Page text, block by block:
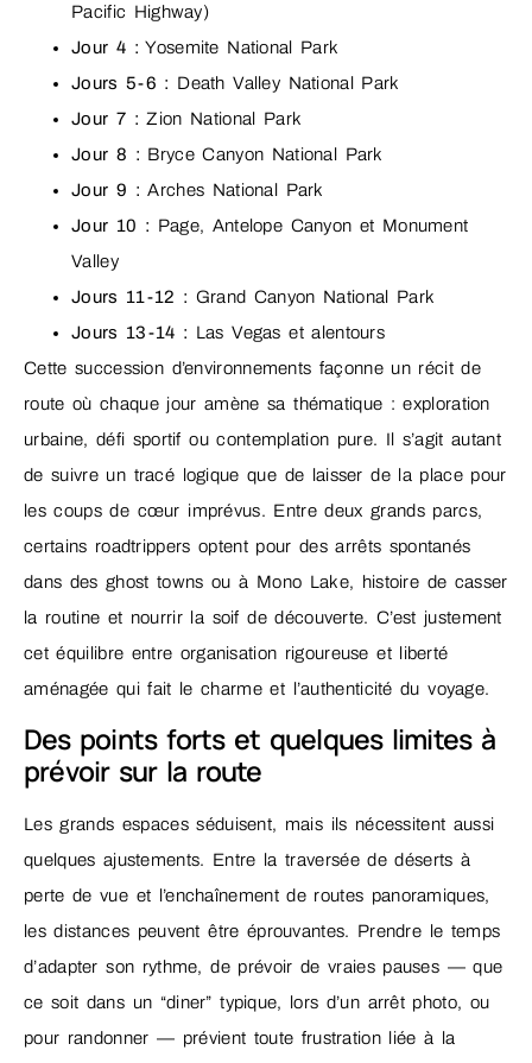
Pacific Highway)
Jour 4 : Yosemite National Park
Jours 5-6 : Death Valley National Park
Jour 7 : Zion National Park
Jour 8 : Bryce Canyon National Park
Jour 9 : Arches National Park
Jour 10 : Page, Antelope Canyon et Monument
Valley
Jours 11-12 : Grand Canyon National Park
Jours 13-14 : Las Vegas et alentours
Cette succession d’environnements façonne un récit de
route où chaque jour amène sa thématique : exploration
urbaine, défi sportif ou contemplation pure. Il s’agit autant
de suivre un tracé logique que de laisser de la place pour
les coups de cœur imprévus. Entre deux grands parcs,
certains roadtrippers optent pour des arrêts spontanés
dans des ghost towns ou à Mono Lake, histoire de casser
la routine et nourrir la soif de découverte. C’est justement
cet équilibre entre organisation rigoureuse et liberté
aménagée qui fait le charme et l’authenticité du voyage.
Des points forts et quelques limites à
prévoir sur la route
Les grands espaces séduisent, mais ils nécessitent aussi
quelques ajustements. Entre la traversée de déserts à
perte de vue et l’enchaînement de routes panoramiques,
les distances peuvent être éprouvantes. Prendre le temps
d’adapter son rythme, de prévoir de vraies pauses — que
ce soit dans un “diner” typique, lors d’un arrêt photo, ou
pour randonner — prévient toute frustration liée à la